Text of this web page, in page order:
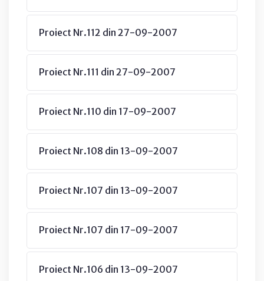
Proiect Nr.112 din 27-09-2007
Proiect Nr.111 din 27-09-2007
Proiect Nr.110 din 17-09-2007
Proiect Nr.108 din 13-09-2007
Proiect Nr.107 din 13-09-2007
Proiect Nr.107 din 17-09-2007
Proiect Nr.106 din 13-09-2007